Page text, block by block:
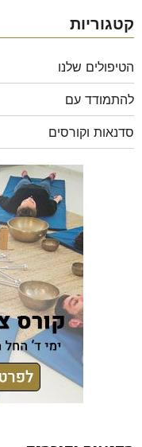
קטגוריות
הטיפולים שלנו
להתמודד עם
סדנאות וקורסים